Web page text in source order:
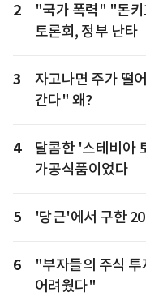
2
"국가 폭력" "돈키
토론회, 정부 난타
3
자고나면 주가 떨
간다" 왜?
4
달콤한 '스테비아
가공식품이었다
5 '당근'에서 구한
6
"부자들의 주식 투
어려웠다"